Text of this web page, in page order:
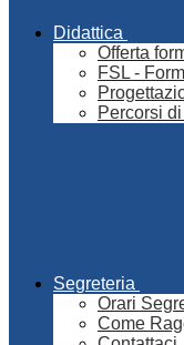
Didattica
Offerta
FSL -
Percorsi
Segreteria
Orari
Come